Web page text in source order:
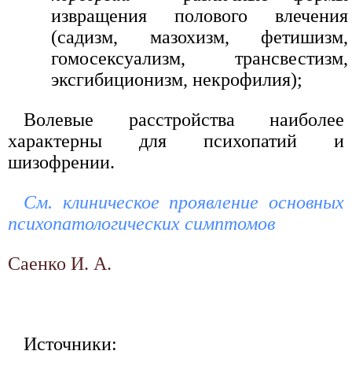
извращения полового влечения
(садизм, мазохизм, фетишизм,
гомосексуализм, трансвестизм,
эксгибиционизм, некрофилия);
Волевые расстройства наиболее
характерны для психопатий и
шизофрении.
См. клиническое проявление основных
психопатологических симптомов
Саенко И. А.
Источники: